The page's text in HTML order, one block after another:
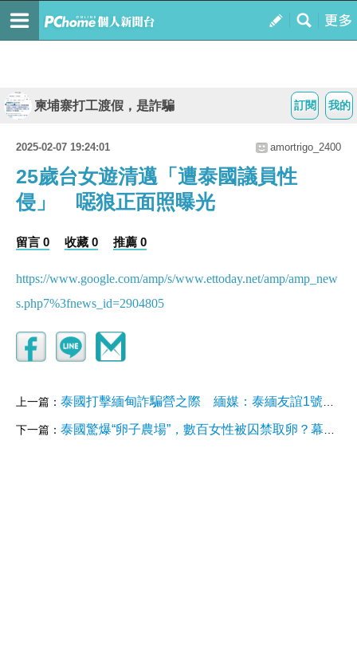
我的
訂閱
柬埔寨打工渡假，是詐騙
2025-02-07 19:24:01 amortrigo_2400
25歲台女遊清邁「遭泰國議員性
侵」 噁狼正面照曝光
留言 0 收藏 0 推薦 0
https://www.google.com/amp/s/www.ettoday.net/amp/amp_new
s.php7%3fnews_id=2904805
上一篇： 泰國打擊緬甸詐騙營之際 緬媒：泰緬友誼1號大橋暫停通行
下一篇： 泰國驚爆“卵子農場”，數百女性被囚禁取卵？幕後黑手竟還會“說中文普通話”？